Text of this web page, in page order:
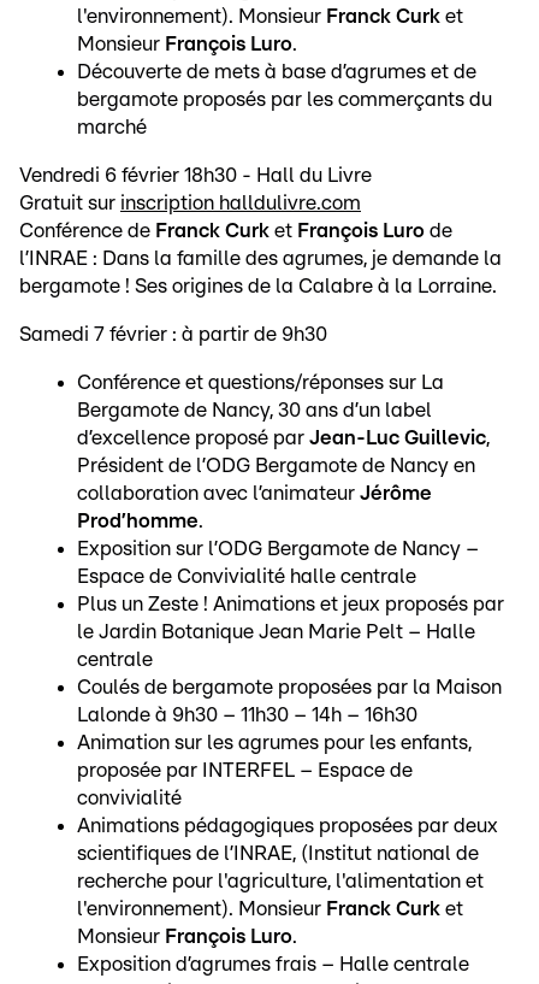
l'environnement). Monsieur Franck Curk et
Monsieur François Luro.
Découverte de mets à base d’agrumes et de
bergamote proposés par les commerçants du
marché
Vendredi 6 février 18h30 - Hall du Livre
Gratuit sur inscription halldulivre.com
Conférence de Franck Curk et François Luro de
l’INRAE : Dans la famille des agrumes, je demande la
bergamote ! Ses origines de la Calabre à la Lorraine.
Samedi 7 février : à partir de 9h30
Conférence et questions/réponses sur La
Bergamote de Nancy, 30 ans d’un label
d’excellence proposé par Jean-Luc Guillevic,
Président de l’ODG Bergamote de Nancy en
collaboration avec l’animateur Jérôme
Prod’homme.
Exposition sur l’ODG Bergamote de Nancy –
Espace de Convivialité halle centrale
Plus un Zeste ! Animations et jeux proposés par
le Jardin Botanique Jean Marie Pelt – Halle
centrale
Coulés de bergamote proposées par la Maison
Lalonde à 9h30 – 11h30 – 14h – 16h30
Animation sur les agrumes pour les enfants,
proposée par INTERFEL – Espace de
convivialité
Animations pédagogiques proposées par deux
scientifiques de l’INRAE, (Institut national de
recherche pour l'agriculture, l'alimentation et
l'environnement). Monsieur Franck Curk et
Monsieur François Luro.
Exposition d’agrumes frais – Halle centrale